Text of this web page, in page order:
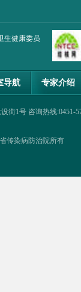
生健康委员
导航 专家介绍
1号 咨询热线:0451-
传染病防治院所有